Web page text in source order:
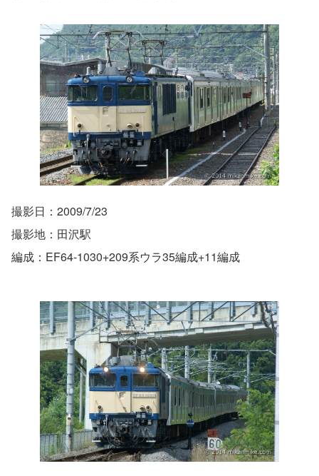
撮影日：2009/7/23
撮影地：田沢駅
編成：EF64-1030+209系ウラ35編成+11編成